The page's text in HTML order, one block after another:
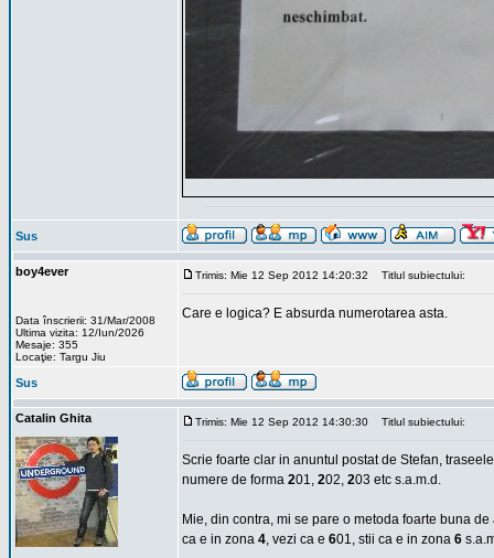
Sus
boy4ever
Data înscrierii: 31/Mar/2008
Ultima vizita: 12/Iun/2026
Mesaje: 355
Locaţie: Targu Jiu
Trimis: Mie 12 Sep 2012 14:20:32 Titlul subiectului:
Care e logica? E absurda numerotarea asta.
Sus
Catalin Ghita Trimis: Mie 12 Sep 2012 14:30:30 Titlul subiectului:
Scrie foarte clar in anuntul postat de Stefan,
numere de forma 201, 202, 203 etc s.a.m.d.
Mie, din contra, mi se pare o metoda foarte buna
ca e in zona 4, vezi ca e 601, stii ca e in zona 6